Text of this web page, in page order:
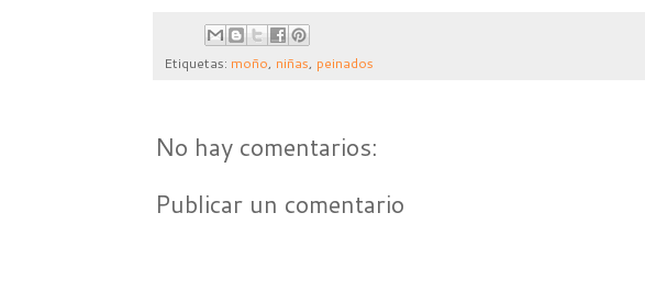
Etiquetas: moño, niñas, peinados
No hay comentarios:
Publicar un comentario